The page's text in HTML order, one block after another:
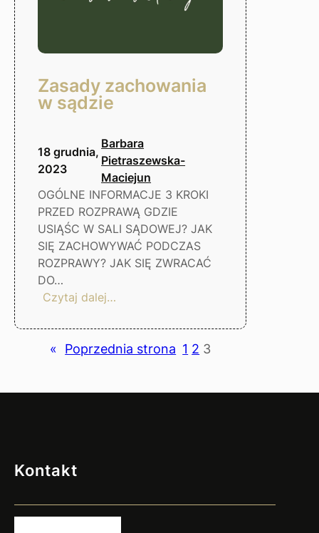
Zasady zachowania
w sądzie
18 grudnia,
2023
Barbara
Pietraszewska-
Maciejun
OGÓLNE INFORMACJE 3 KROKI
PRZED ROZPRAWĄ GDZIE
USIĄŚC W SALI SĄDOWEJ? JAK
SIĘ ZACHOWYWAĆ PODCZAS
ROZPRAWY? JAK SIĘ ZWRACAĆ
DO…
Czytaj dalej…
zachowania
w
« Poprzednia strona 1 2 3
Kontakt